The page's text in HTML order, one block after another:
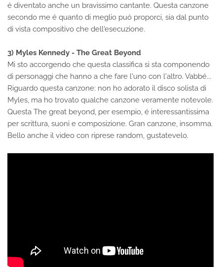
é diventato anche un bravissimo cantante. Questa canzone
secondo me é quanto di meglio puó proporci, sia dal punto
di vista compositivo che dell'esecuzione.
3) Myles Kennedy - The Great Beyond
Mi sto accorgendo che questa classifica si sta componendo
di personaggi che hanno a che fare l'uno con l'altro. Vabbé...
Riguardo questa canzone: non ho adorato il disco solista di
Myles, ma ho trovato qualche canzone veramente notevole.
Questa The great beyond, per esempio, é interessantissima
per scrittura, suoni e composizione. Gran canzone, insomma.
Bello anche il video con riprese random, gustatevelo.